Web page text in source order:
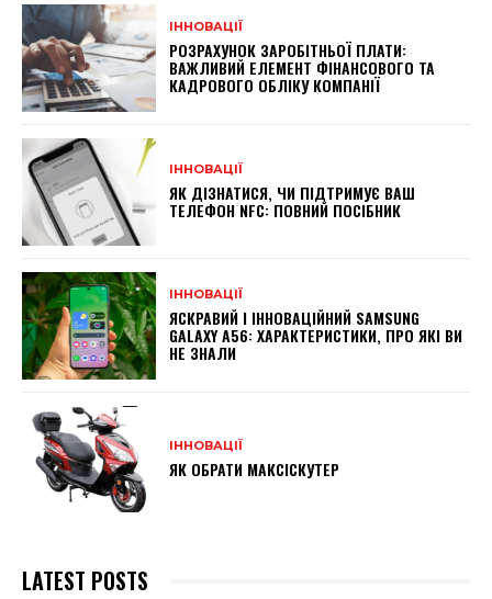
ІННОВАЦІЇ
РОЗРАХУНОК ЗАРОБІТНЬОЇ ПЛАТИ:
ВАЖЛИВИЙ ЕЛЕМЕНТ ФІНАНСОВОГО ТА
КАДРОВОГО ОБЛІКУ КОМПАНІЇ
ІННОВАЦІЇ
ЯК ДІЗНАТИСЯ, ЧИ ПІДТРИМУЄ ВАШ
ТЕЛЕФОН NFC: ПОВНИЙ ПОСІБНИК
ІННОВАЦІЇ
ЯСКРАВИЙ І ІННОВАЦІЙНИЙ SAMSUNG
GALAXY A56: ХАРАКТЕРИСТИКИ, ПРО ЯКІ ВИ
НЕ ЗНАЛИ
ІННОВАЦІЇ
ЯК ОБРАТИ МАКСІСКУТЕР
LATEST POSTS